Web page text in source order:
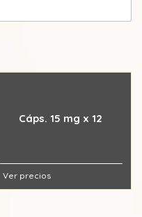
Cáps. 15 mg x 12
Ver precios